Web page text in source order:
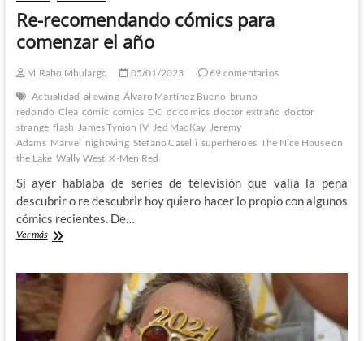
Re-recomendando cómics para
comenzar el año
M'Rabo Mhulargo 05/01/2023
69 comentarios
Actualidad al ewing Álvaro Martínez Bueno bruno
redondo Clea cómic comics DC dc comics doctor extraño doctor
strange flash James Tynion IV Jed MacKay Jeremy
Adams Marvel nightwing Stefano Caselli superhéroes The Nice House on
the Lake Wally West X-Men Red
Si ayer hablaba de series de televisión que valía la pena
descubrir o re descubrir hoy quiero hacer lo propio con algunos
cómics recientes. De…
Ver másRe-
para
comenzar
el
año